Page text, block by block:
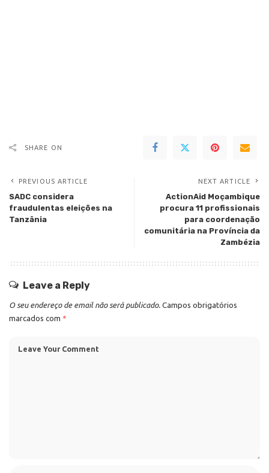
SHARE ON
PREVIOUS ARTICLE
SADC considera
fraudulentas eleições na
Tanzânia
NEXT ARTICLE
ActionAid Moçambique
procura 11 profissionais
para coordenação
comunitária na Província da
Zambézia
Leave a Reply
O seu endereço de email não será publicado. Campos obrigatórios
marcados com *